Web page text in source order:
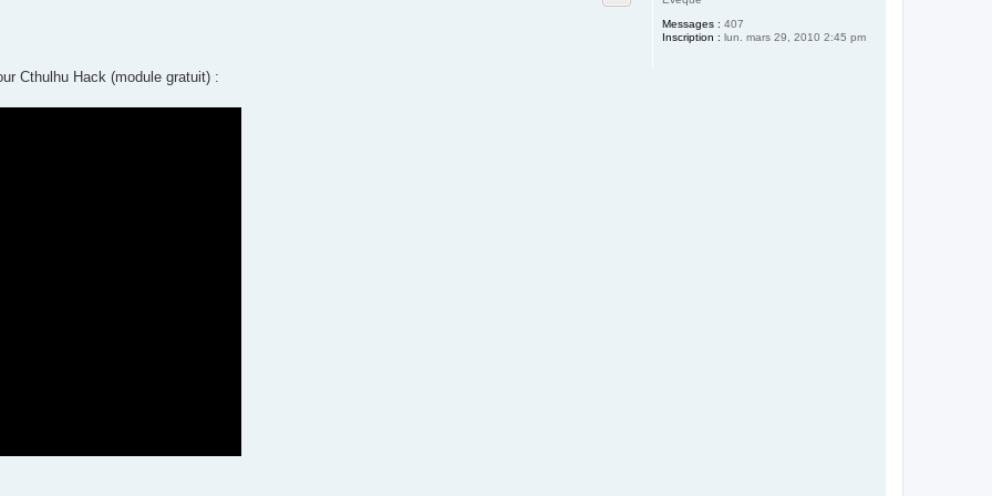
Messages : 407
Inscription : lun. mars 29, 2010 2:45 pm
Cthulhu Hack (module gratuit) :